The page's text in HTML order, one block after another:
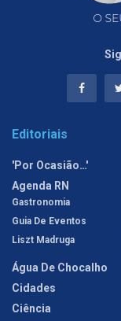
Editoriais
'Por Ocasião…'
Agenda RN
Gastronomia
Guia De Eventos
Liszt Madruga
Água De Chocalho
Cidades
Ciência